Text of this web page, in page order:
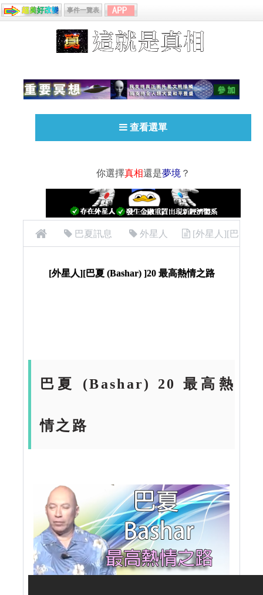
事件一覽表
查看選單
你選擇真相還是夢境 ？
巴夏訊息 外星人 [外星人][巴
[外星人][巴夏 (Bashar) ]20 最高熱情之路
巴夏 (Bashar) 20 最高熱
情之路